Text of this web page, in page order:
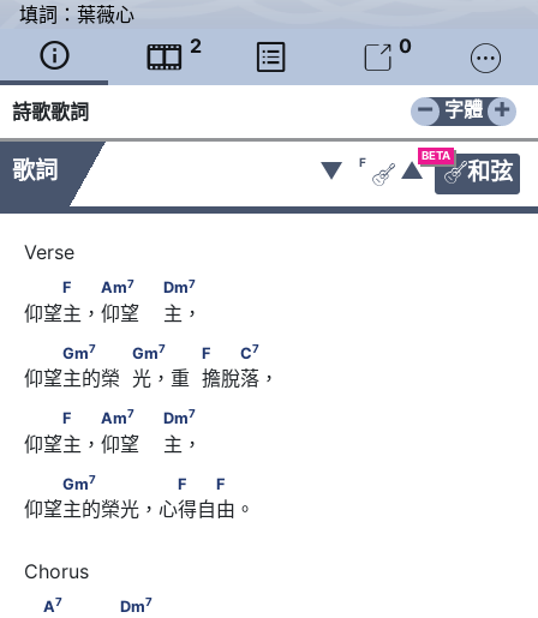
填詞： 葉薇心
  2   0 
詩歌歌詞 − +
字體
歌詞
BETA
和弦
▼ F
 ▲
F　 Am7 Dm
F Am7 Dm7
仰望主，仰望    主，
Gm7 Gm
Gm7 Gm7 F C7
仰望主的榮  光，重  擔脫落，
F　 Am7 Dm
F Am7 Dm7
仰望主，仰望    主，
Gm7 F　　F
Gm7 F F
仰望主的榮光，心得自由。
A7 Dm
A7 Dm7